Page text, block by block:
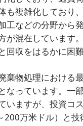
も複雑化しており
工などの分野から
が混在しています
回収をはるかに困
棄物処理における
なっています。一
いますが、投資コ
200万米ドル）と技